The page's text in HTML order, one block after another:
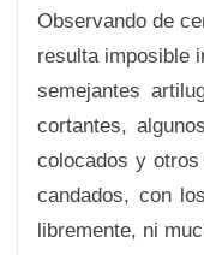
Observando de
resulta imposible
semejantes
cortantes,
colocados y
candados, con
libremente, ni